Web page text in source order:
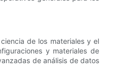
de los materiales y el
y materiales de
de análisis de datos